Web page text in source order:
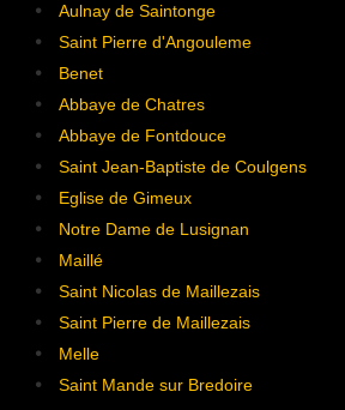
Aulnay de Saintonge
Saint Pierre d'Angouleme
Benet
Abbaye de Chatres
Abbaye de Fontdouce
Saint Jean-Baptiste de Coulgens
Eglise de Gimeux
Notre Dame de Lusignan
Maillé
Saint Nicolas de Maillezais
Saint Pierre de Maillezais
Melle
Saint Mande sur Bredoire